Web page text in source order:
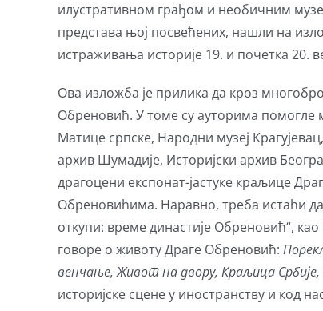
илустративном грађом и необичним
представа њој посвећених, нашли на
истраживања историје 19. и почетка 20.
Ова изложба је прилика да кроз
Обреновић. У томе су ауторима помогле
Матице српске, Народни музеј
архив Шумадије, Историјски архив
драгоцени експонат-јастуке краљице
Обреновићима. Наравно, треба истаћи да
откупи: време династије Обреновић“, као
говоре о животу Драге Обреновић:
венчање, Живот на двору, Краљица
историјске сцене у иностранству и код